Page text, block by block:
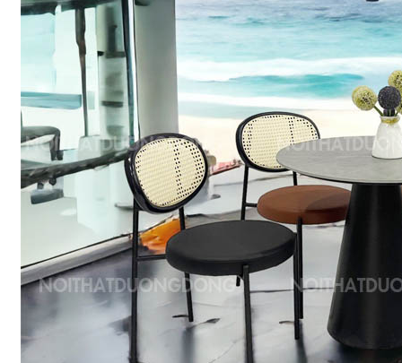
Bàn training
Ghế training
Bàn ghế học sinh
Bảng từ
BÀN GHẾ ĐÀO TẠO
Bàn training
Ghế training
Bàn ghế học sinh
Bảng từ